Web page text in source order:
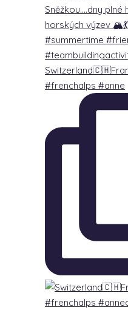
#frenchalps #anne